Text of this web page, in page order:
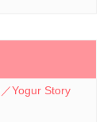
Yogur Story